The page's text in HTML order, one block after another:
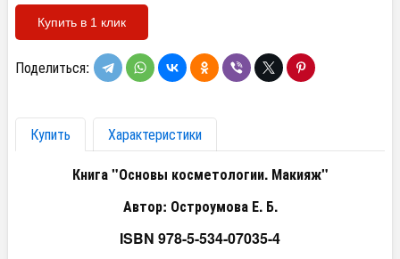
Купить в 1 клик
Поделиться:
Купить
Характеристики
Книга "Основы косметологии. Макияж"
Автор: Остроумова Е. Б.
ISBN 978-5-534-07035-4